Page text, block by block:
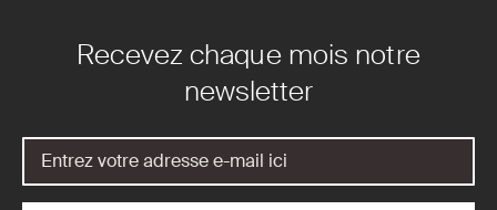
Recevez chaque mois notre
newsletter